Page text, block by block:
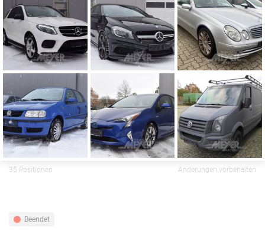
35 Positionen Änderungen vorbehalten
Beendet